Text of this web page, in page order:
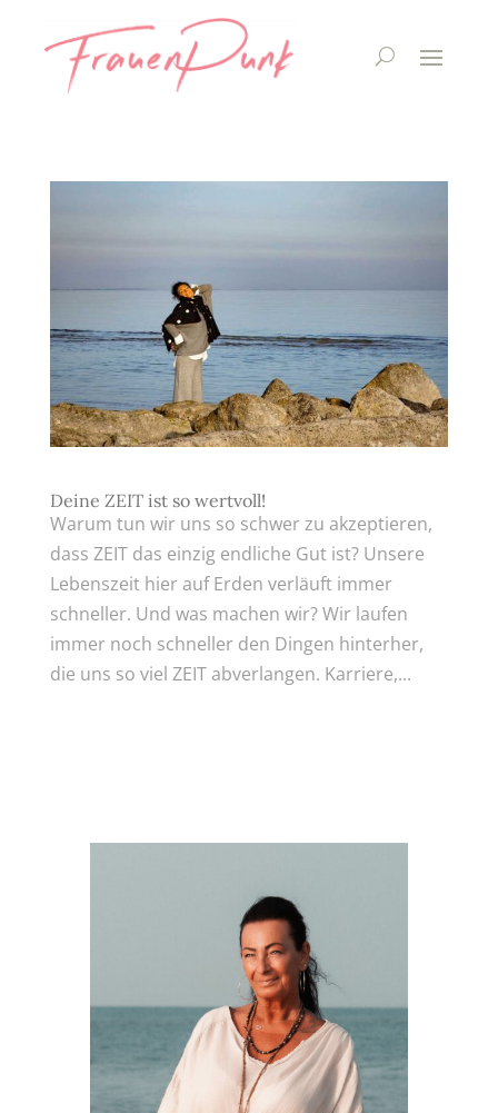
Deine ZEIT ist so wertvoll!
Warum tun wir uns so schwer zu akzeptieren,
dass ZEIT das einzig endliche Gut ist? Unsere
Lebenszeit hier auf Erden verläuft immer
schneller. Und was machen wir? Wir laufen
immer noch schneller den Dingen hinterher,
die uns so viel ZEIT abverlangen. Karriere,...